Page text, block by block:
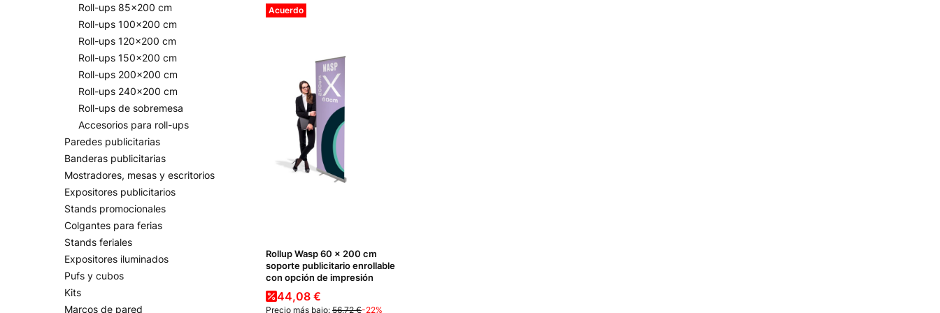
Roll-ups 85x200 cm
Roll-ups 100x200 cm
Roll-ups 120x200 cm
Roll-ups 150x200 cm
Roll-ups 200x200 cm
Roll-ups 240x200 cm
Roll-ups de sobremesa
Accesorios para roll-ups
Paredes publicitarias
Banderas publicitarias
Mostradores, mesas y escritorios
Expositores publicitarios
Stands promocionales
Colgantes para ferias
Stands feriales
Expositores iluminados
Pufs y cubos
Kits
Marcos de pared
Acuerdo
Rollup Wasp 60 x 200 cm
soporte publicitario enrollable
con opción de impresión
Precio promocional.
44,08 €
Precio más bajo: 56,72 €-22%